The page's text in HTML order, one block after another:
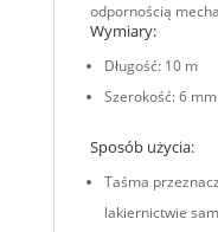
odpornością
Wymiary:
Długość: 10 m
Szerokość: 6 mm
Sposób użycia:
Taśma
lakiernictwie